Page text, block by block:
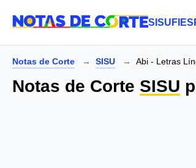
SISU FIES
Notas de Corte SISU Abi - Letras
Notas de Corte SISU